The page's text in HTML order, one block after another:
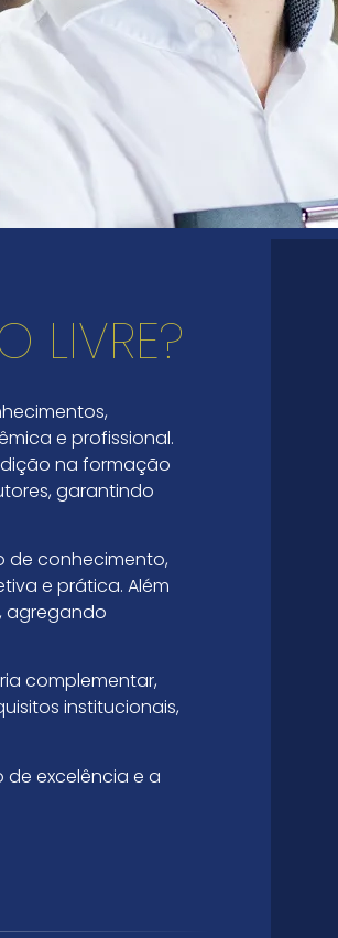
LIVRE?
e profissional.
na formação
garantindo
de conhecimento,
e prática. Além
agregando
complementar,
institucionais,
de excelência e a